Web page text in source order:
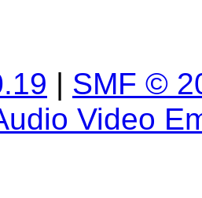
| SMF ©
Video